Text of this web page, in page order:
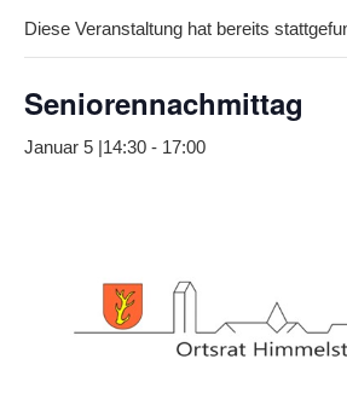
Diese Veranstaltung hat bereits
Seniorennachmittag
Januar 5 |14:30 - 17:00